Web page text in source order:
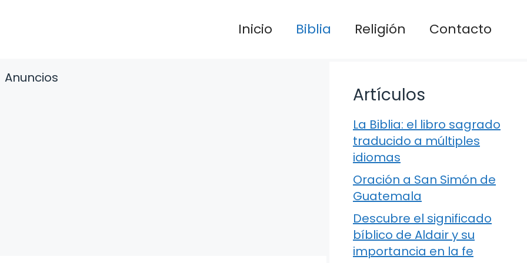
Inicio Biblia Religión Contacto
Anuncios
Artículos
La Biblia: el libro sagrado
traducido a múltiples
idiomas
Oración a San Simón de
Guatemala
Descubre el significado
bíblico de Aldair y su
importancia en la fe